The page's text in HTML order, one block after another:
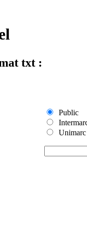
txt :
Public
Unimarc